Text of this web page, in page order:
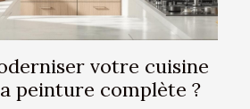
votre cuisine
peinture complète ?